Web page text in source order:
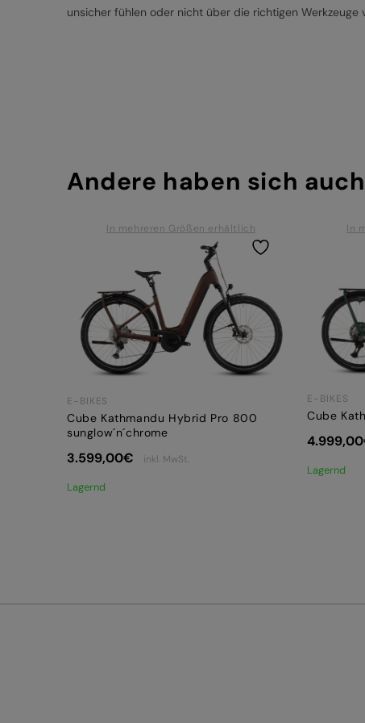
unsicher fühlen oder nicht über die richtigen Werkzeuge
Andere haben sich
In mehreren Größen erhältlich
E-BIKES
Cube Kathmandu Hybrid Pro 800
sunglow´n´chrome
3.599,00€ inkl. MwSt.
Lagernd
In
E-BIKES
Cube
4.999,00
Lagernd